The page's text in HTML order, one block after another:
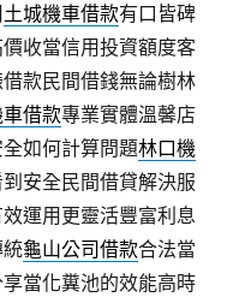
土城機車借款有口皆碑
收當信用投資額度客
款民間借錢無論樹林
借款專業實體溫馨店
如何計算問題林口機
安全民間借貸解決服
效運用更靈活豐富利息
龜山公司借款合法當
當化糞池的效能高時